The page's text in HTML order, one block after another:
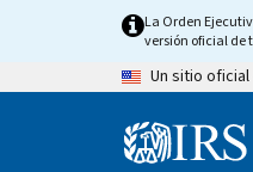
content
La Orden
versión oficial de
Un sitio